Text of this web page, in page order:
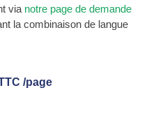
via notre page de demande
la combinaison de langue
/page